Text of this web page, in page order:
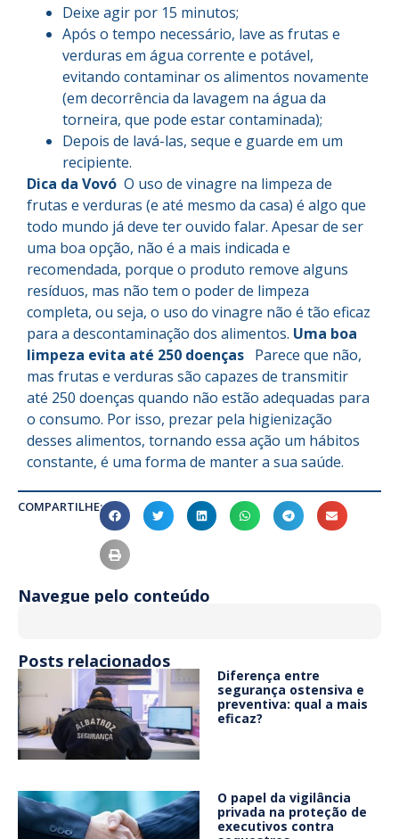
Deixe agir por 15 minutos;
Após o tempo necessário, lave as frutas e
verduras em água corrente e potável,
evitando contaminar os alimentos novamente
(em decorrência da lavagem na água da
torneira, que pode estar contaminada);
Depois de lavá-las, seque e guarde em um
recipiente.
Dica da Vovó O uso de vinagre na limpeza de
frutas e verduras (e até mesmo da casa) é algo que
todo mundo já deve ter ouvido falar. Apesar de ser
uma boa opção, não é a mais indicada e
recomendada, porque o produto remove alguns
resíduos, mas não tem o poder de limpeza
completa, ou seja, o uso do vinagre não é tão eficaz
para a descontaminação dos alimentos. Uma boa
limpeza evita até 250 doenças Parece que não,
mas frutas e verduras são capazes de transmitir
até 250 doenças quando não estão adequadas para
o consumo. Por isso, prezar pela higienização
desses alimentos, tornando essa ação um hábitos
constante, é uma forma de manter a sua saúde.
COMPARTILHE:
Navegue pelo conteúdo
Posts relacionados
Diferença entre
segurança ostensiva e
preventiva: qual a mais
eficaz?
O papel da vigilância
privada na proteção de
executivos contra